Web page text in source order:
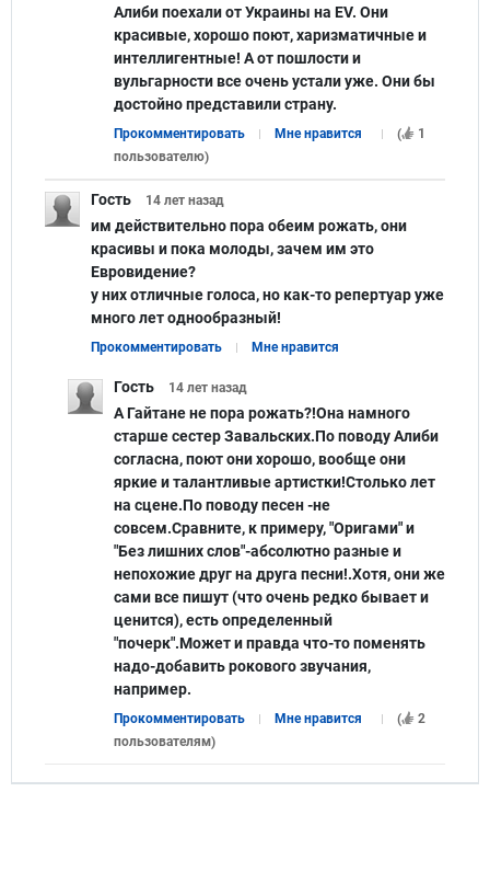
Алиби поехали от Украины на EV. Они
красивые, хорошо поют, харизматичные и
интеллигентные! А от пошлости и
вульгарности все очень устали уже. Они бы
достойно представили страну.
Прокомментировать Мне нравится (
1
пользователю)
Гость 14 лет назад
им действительно пора обеим рожать, они
красивы и пока молоды, зачем им это
Евровидение?
у них отличные голоса, но как-то репертуар уже
много лет однообразный!
Прокомментировать Мне нравится
Гость 14 лет назад
А Гайтане не пора рожать?!Она намного
старше сестер Завальских.По поводу Алиби
согласна, поют они хорошо, вообще они
яркие и талантливые артистки!Столько лет
на сцене.По поводу песен -не
совсем.Сравните, к примеру, "Оригами" и
"Без лишних слов"-абсолютно разные и
непохожие друг на друга песни!.Хотя, они же
сами все пишут (что очень редко бывает и
ценится), есть определенный
"почерк".Может и правда что-то поменять
надо-добавить рокового звучания,
например.
Прокомментировать Мне нравится (
2
пользователям)